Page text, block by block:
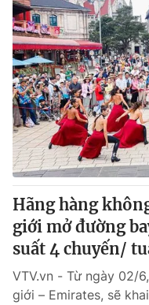
Hãng hàng
giới mở đường
suất 4 chuyến/
VTV.vn - Từ ngày 02/
giới – Emirates, sẽ